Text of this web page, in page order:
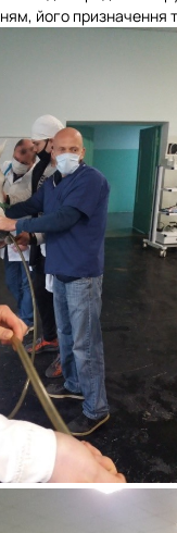
його призначення